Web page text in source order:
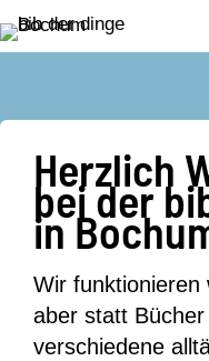
Herzlich
bei der
in
Wir funktionieren
aber statt
verschiedene